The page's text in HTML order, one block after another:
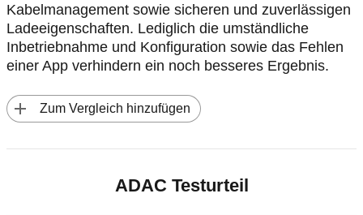
Zum Vergleich hinzufügen
Kabelmanagement sowie sicheren und zuverlässigen
Ladeeigenschaften. Lediglich die umständliche
Inbetriebnahme und Konfiguration sowie das Fehlen
einer App verhindern ein noch besseres Ergebnis.
ADAC Testurteil